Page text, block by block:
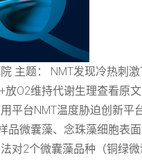
主题： NMT发现冷热刺
放O2维持代谢生理查看原
平台NMT温度胁迫创新平
品微囊藻、念珠藻细胞表
对2个微囊藻品种（铜绿